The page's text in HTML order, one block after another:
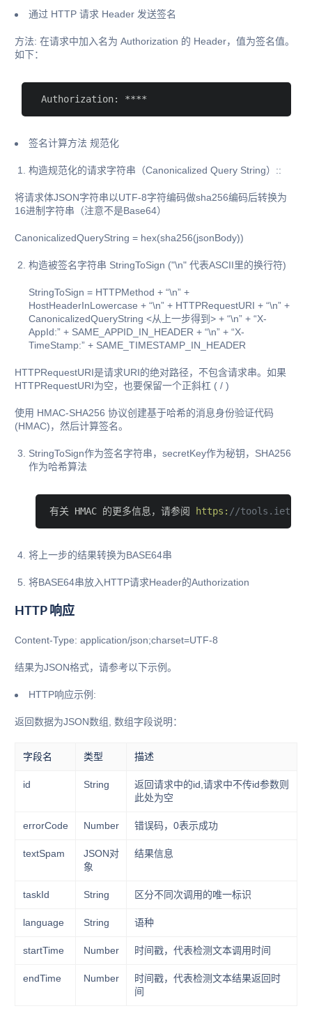
通过 HTTP 请求 Header 发送签名
方法: 在请求中加入名为 Authorization 的 Header，值为签名值。
如下：
Authorization:
签名计算方法 规范化
构造规范化的请求字符串（Canonicalized Query String）::
将请求体JSON字符串以UTF-8字符编码做sha256编码后转换为
16进制字符串（注意不是Base64）
CanonicalizedQueryString = hex(sha256(jsonBody))
构造被签名字符串 StringToSign ("\n" 代表ASCII里的换行符)
StringToSign = HTTPMethod + “\n” +
HostHeaderInLowercase + “\n” + HTTPRequestURI + “\n” +
CanonicalizedQueryString <从上一步得到> + “\n” + “X-
AppId:” + SAME_APPID_IN_HEADER + “\n” + “X-
TimeStamp:” + SAME_TIMESTAMP_IN_HEADER
HTTPRequestURI是请求URI的绝对路径，不包含请求串。如果
HTTPRequestURI为空，也要保留一个正斜杠 ( / )
使用 HMAC-SHA256 协议创建基于哈希的消息身份验证代码
(HMAC)，然后计算签名。
StringToSign作为签名字符串，secretKey作为秘钥，SHA256
作为哈希算法
有关 HMAC 的更多信息，请参阅 https: //
将上一步的结果转换为BASE64串
将BASE64串放入HTTP请求Header的Authorization
HTTP 响应
Content-Type: application/json;charset=UTF-8
结果为JSON格式，请参考以下示例。
HTTP响应示例:
返回数据为JSON数组, 数组字段说明：
字段名 类型 描述
id String
返回请求中的id,请求中不传id参数则
此处为空
errorCode Number 错误码，0表示成功
textSpam
JSON对
象
结果信息
taskId String 区分不同次调用的唯一标识
language String 语种
startTime Number 时间戳，代表检测文本调用时间
endTime Number
时间戳，代表检测文本结果返回时
间